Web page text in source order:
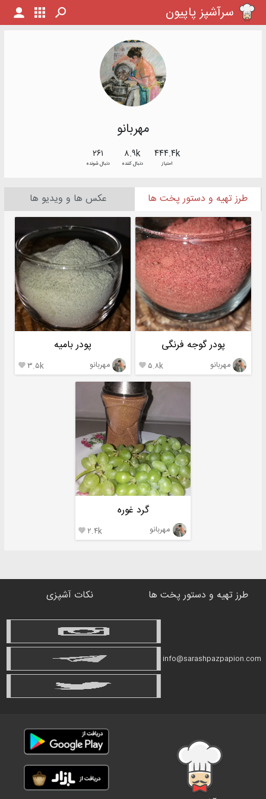
سرآشپز پاپیون
مهربانو
۴۴۴.۴k
امتیاز
۸.۹k
دنبال کننده
۲۶۱
دنبال شونده
طرز تهیه و دستور پخت ها عکس ها و ویدیو ها
پودر گوجه فرنگی
مهربانو ۵.۸k 
پودر بامیه
مهربانو ۳.۵k 
گرد غوره
مهربانو ۲.۴k 
طرز تهیه و دستور پخت ها نکات آشپزی
info@sarashpazpapion.com